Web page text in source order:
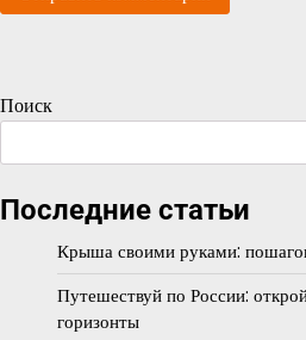
Поиск
Последние статьи
Крыша своими руками:
Путешествуй по России:
горизонты